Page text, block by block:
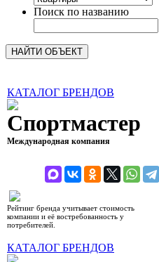
Поиск по названию
КАТАЛОГ БРЕНДОВ
Спортмастер
Международная компания
Рейтинг бренда учитывает стоимость
компании и её востребованность у
потребителей.
КАТАЛОГ БРЕНДОВ